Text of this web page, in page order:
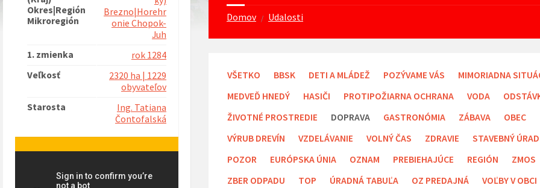
Domov / Udalosti
VŠETKO BBSK DETI A MLÁDEŽ POZÝVAME VÁS
MIMORIADNA
MEDVEĎ HNEDÝ
HASIČI PROTIPOŽIARNA OCHRANA VODA
ŽIVOTNÉ PROSTREDIE
DOPRAVA GASTRONÓMIA ZÁBAVA
OBEC
VÝRUB DREVÍN
VZDELÁVANIE VOLNÝ ČAS ZDRAVIE
STAVEBNÝ ÚRAD
POZOR
EURÓPSKA ÚNIA OZNAM PREBIEHAJÚCE REGIÓN
ZMOS
ZBER ODPADU
TOP ÚRADNÁ TABUĽA OZ PREDAJNÁ
VOĽBY V OBCI
Okres|Región
Mikroregión
Brezno|Horehr
onie Chopok-
Juh
1. zmienka
rok 1284
Veľkosť
2320 ha | 1229
obyvateľov
Starosta
Ing. Tatiana
Čontofalská